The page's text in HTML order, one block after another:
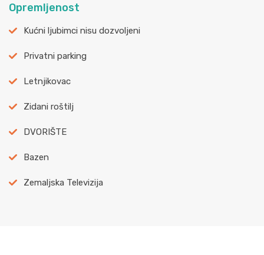
Opremljenost
Kućni ljubimci nisu dozvoljeni
Privatni parking
Letnjikovac
Zidani roštilj
DVORIŠTE
Bazen
Zemaljska Televizija